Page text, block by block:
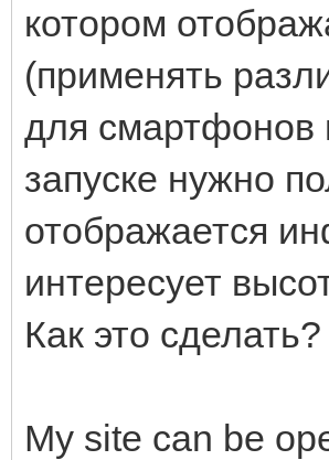
котором
(применять
для смартфонов
запуске нужно
отображается
интересует
Как это сделать?
My site can be